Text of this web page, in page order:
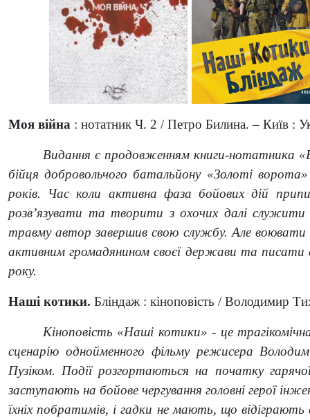
Моя війна : нотатник Ч. 2 / Петро Билина. – Київ :
Видання є продовженням книги-нотатника
бійця добровольчого батальйону «Золоті
років. Час коли активна фаза бойових дій
розв’язувати та творити з охочих далі
травму автор завершив свою службу. Але
активним громадянином своєї держави та
року.
Наші котики. Бліндаж : кіноповість / Володимир
Кіноповість «Наші котики» - це
сценарію однойменного фільму режисера
Пузіком. Події розгортаються на початку
заступають на бойове чергування головні герої
їхніх побратимів, і гадки не мають, що